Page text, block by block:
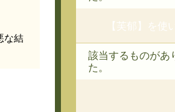
な結
【芙郁】を使
該当するものがあ
た。